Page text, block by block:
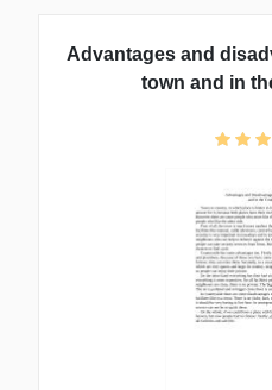
Advantages and
town and in